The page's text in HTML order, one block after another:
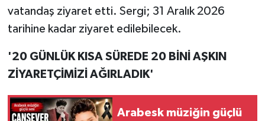
vatandaş ziyaret etti. Sergi; 31 Aralık 2026
tarihine kadar ziyaret edilebilecek.
'20 GÜNLÜK KISA SÜREDE 20 BİNİ AŞKIN
ZİYARETÇİMİZİ AĞIRLADIK'
Arabesk müziğin güçlü